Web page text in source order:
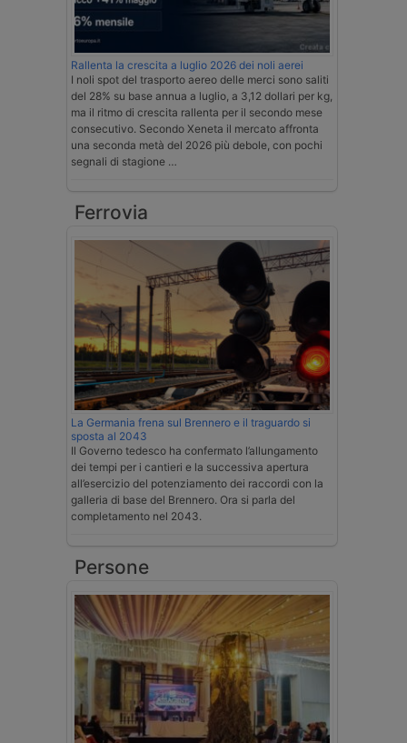
Rallenta la crescita a luglio 2026 dei noli aerei
I noli spot del trasporto aereo delle merci sono saliti
del 28% su base annua a luglio, a 3,12 dollari per kg,
ma il ritmo di crescita rallenta per il secondo mese
consecutivo. Secondo Xeneta il mercato affronta
una seconda metà del 2026 più debole, con pochi
segnali di stagione …
Ferrovia
La Germania frena sul Brennero e il traguardo si
sposta al 2043
Il Governo tedesco ha confermato l’allungamento
dei tempi per i cantieri e la successiva apertura
all’esercizio del potenziamento dei raccordi con la
galleria di base del Brennero. Ora si parla del
completamento nel 2043.
Persone